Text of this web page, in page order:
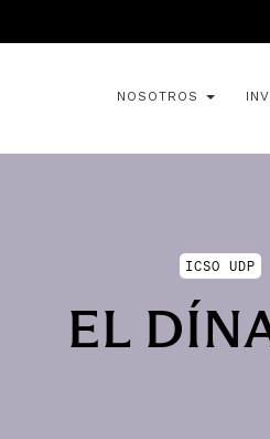
NOSOTROS
ICSO UDP
EL